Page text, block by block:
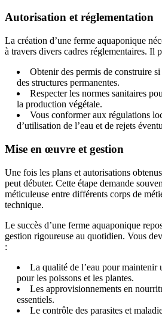
Autorisation et réglementation
La création d’une ferme aquaponique
à travers divers cadres réglementaires. Il
Obtenir des permis de construire
des structures permanentes.
Respecter les normes sanitaires
la production végétale.
Vous conformer aux régulations
d’utilisation de l’eau et de rejets
Mise en œuvre et gestion
Une fois les plans et autorisations
peut débuter. Cette étape demande
méticuleuse entre différents corps de
technique.
Le succès d’une ferme aquaponique
gestion rigoureuse au quotidien. Vous
:
La qualité de l’eau pour maintenir
pour les poissons et les plantes.
Les approvisionnements en
essentiels.
Le contrôle des parasites et